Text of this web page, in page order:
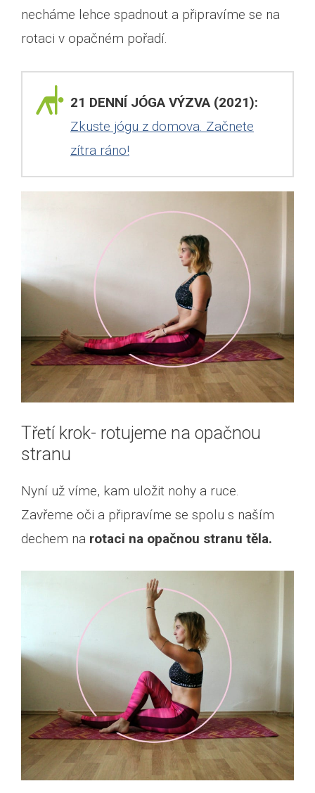
necháme lehce spadnout a připravíme se na
rotaci v opačném pořadí.
21 DENNÍ JÓGA VÝZVA (2021):
Zkuste jógu z domova. Začnete
zítra ráno!
Třetí krok- rotujeme na opačnou
stranu
Nyní už víme, kam uložit nohy a ruce.
Zavřeme oči a připravíme se spolu s naším
dechem na rotaci na opačnou stranu těla.